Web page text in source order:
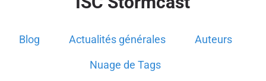
Blog Actualités générales Auteurs
Nuage de Tags